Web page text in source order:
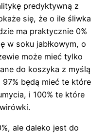
predyktywną z
się, że o ile śliwka
ma praktycznie 0%
w soku jabłkowym, o
może mieć tylko
do koszyka z myślą
97% będą mieć te które
i 100% te które
ale daleko jest do